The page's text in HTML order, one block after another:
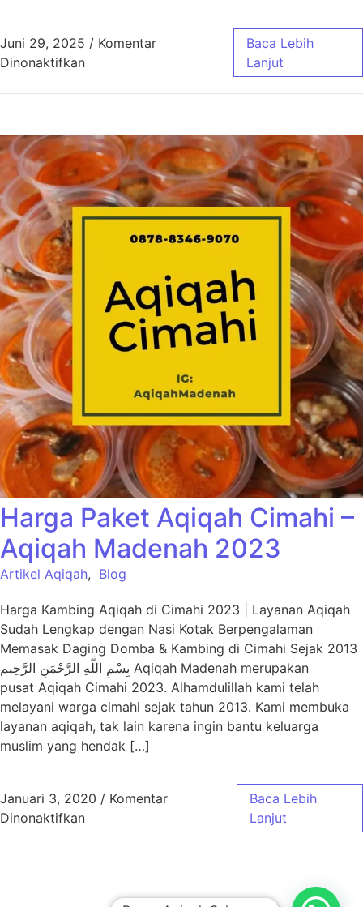
Juni 29, 2025 / Komentar
Dinonaktifkanpada Layanan Aqiqah Cimahi untuk Acara
Baca Lebih
Lanjut
Harga Paket Aqiqah Cimahi –
Aqiqah Madenah 2023
Artikel Aqiqah, Blog
Harga Kambing Aqiqah di Cimahi 2023 | Layanan Aqiqah
Sudah Lengkap dengan Nasi Kotak Berpengalaman
Memasak Daging Domba & Kambing di Cimahi Sejak 2013
بِسْمِ اللَّهِ الرَّحْمَنِ الرَّحِيم Aqiqah Madenah merupakan
pusat Aqiqah Cimahi 2023. Alhamdulillah kami telah
melayani warga cimahi sejak tahun 2013. Kami membuka
layanan aqiqah, tak lain karena ingin bantu keluarga
muslim yang hendak […]
Januari 3, 2020 / Komentar
Dinonaktifkanpada Harga Paket Aqiqah Cimahi – Aqiqah
Baca Lebih
Lanjut